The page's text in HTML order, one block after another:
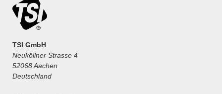
TSI GmbH
Neuköllner Strasse 4
52068 Aachen
Deutschland